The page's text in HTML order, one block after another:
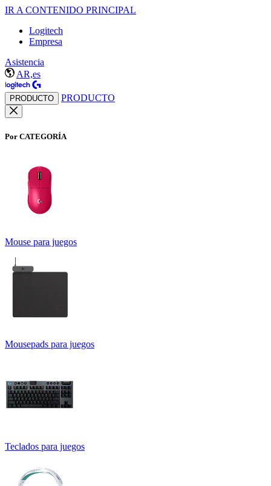
IR A CONTENIDO PRINCIPAL
Logitech
Empresa
Asistencia
AR,es
PRODUCTO PRODUCTO
Por CATEGORÍA
Mouse para juegos
Mousepads para juegos
Teclados para juegos